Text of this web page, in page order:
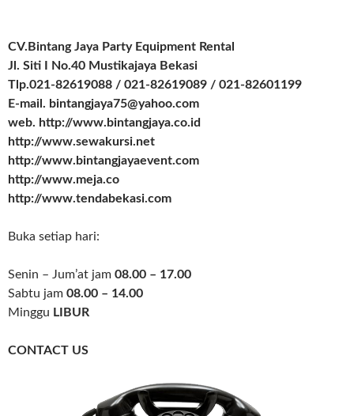
CV.Bintang Jaya Party Equipment Rental
Jl. Siti I No.40 Mustikajaya Bekasi
Tlp.021-82619088 / 021-82619089 / 021-82601199
E-mail. bintangjaya75@yahoo.com
web. http://www.bintangjaya.co.id
http://www.sewakursi.net
http://www.bintangjayaevent.com
http://www.meja.co
http://www.tendabekasi.com
Buka setiap hari:
Senin – Jum’at jam 08.00 – 17.00
Sabtu jam 08.00 – 14.00
Minggu LIBUR
CONTACT US